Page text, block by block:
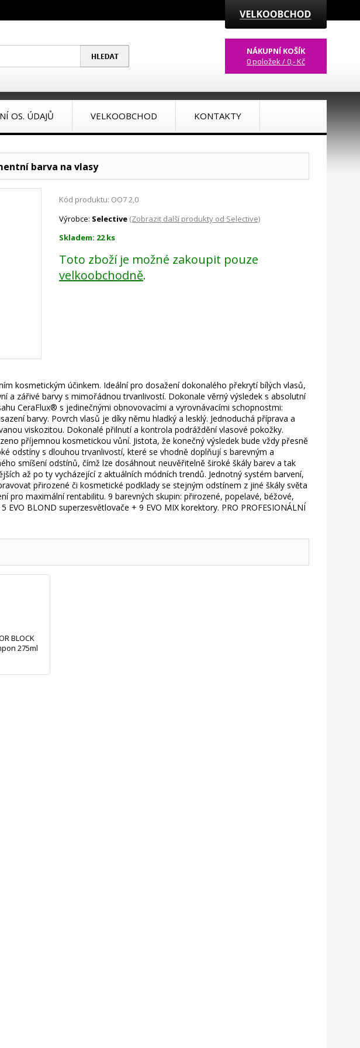
NÁKUPNÍ KOŠÍK
0 položek / 0,- Kč
OS. ÚDAJŮ VELKOOBCHOD KONTAKTY
barva na vlasy
Kód produktu: OO7 2,0
Výrobce: Selective (Zobrazit další produkty od Selective)
Skladem: 22 ks
Toto zboží je možné zakoupit pouze
velkoobchodně.
kosmetickým účinkem. Ideální pro dosažení dokonalého překrytí bílých vlasů,
a zářivé barvy s mimořádnou trvanlivostí. Dokonale věrný výsledek s absolutní
CeraFlux® s jedinečnými obnovovacími a vyrovnávacími schopnostmi:
barvy. Povrch vlasů je díky němu hladký a lesklý. Jednoduchá příprava a
viskozitou. Dokonalé přilnutí a kontrola podráždění vlasové pokožky.
příjemnou kosmetickou vůní. Jistota, že konečný výsledek bude vždy přesně
odstíny s dlouhou trvanlivostí, které se vhodně doplňují s barevným a
smíšení odstínů, čímž lze dosáhnout neuvěřitelně široké škály barev a tak
až po ty vycházející z aktuálních módních trendů. Jednotný systém barvení,
přirozené či kosmetické podklady se stejným odstínem z jiné škály světa
pro maximální rentabilitu. 9 barevných skupin: přirozené, popelavé, béžové,
BLOND superzesvětlovače + 9 EVO MIX korektory. PRO PROFESIONÁLNÍ
BLOCK
275ml